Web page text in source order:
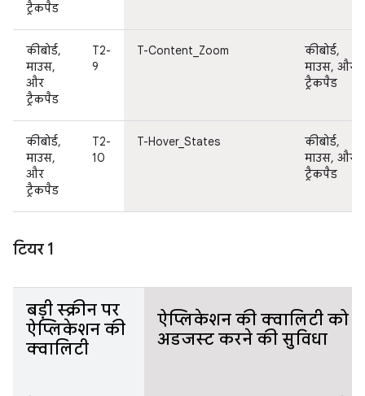
ट्रैकपैड
कीबोर्ड,
माउस,
और
ट्रैकपैड
T2-
9
T-Content_Zoom
कीबोर्ड,
माउस, और
ट्रैकपैड
कीबोर्ड,
माउस,
और
ट्रैकपैड
T2-
10
T-Hover_States
कीबोर्ड,
माउस, और
ट्रैकपैड
टियर 1
बड़ी स्क्रीन पर
ऐप्लिकेशन की
क्वालिटी
ऐप्लिकेशन की क्वालिटी को
अडजस्ट करने की सुविधा